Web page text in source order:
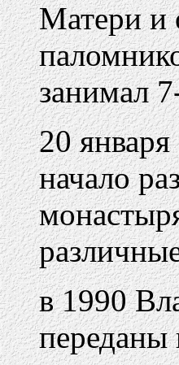
Матери и
занимал
20
начало
в 1990